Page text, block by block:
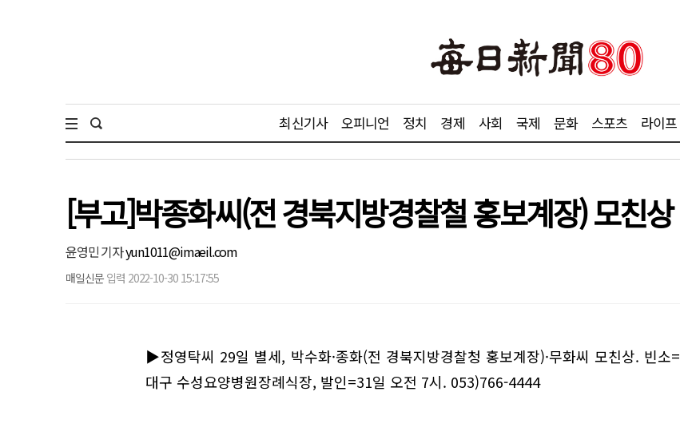
최신기사 오피니언 정치 경제 사회 국제 문화 스포츠 라이프
[부고]박종화씨(전 경북지방경찰철 홍보계장) 모친상
윤영민 기자yun1011@imaeil.com
매일신문 입력 2022-10-30 15:17:55
▶정영탁씨 29일 별세, 박수화·종화(전 경북지방경찰청 홍보계장)·무화씨 모친상. 빈소=
대구 수성요양병원장례식장, 발인=31일 오전 7시. 053)766-4444